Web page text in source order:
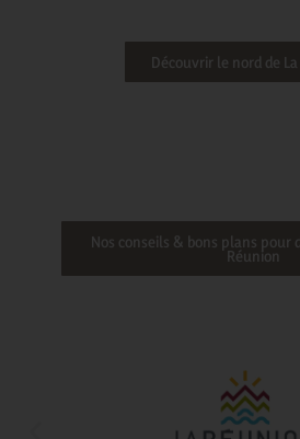
Découvrir le nord de
Nos conseils & bons plans pour
Réunion